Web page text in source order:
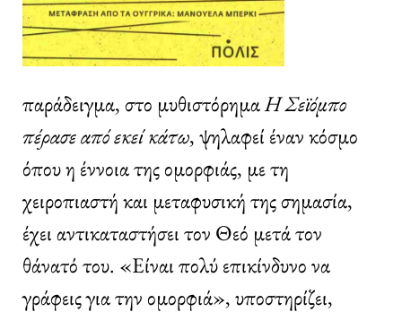
παράδειγμα, στο μυθιστόρημαΗ Σεϊόμπο
πέρασε από εκεί κάτω, ψηλαφεί έναν κόσμο
όπου η έννοια της ομορφιάς, με τη
χειροπιαστή και μεταφυσική της σημασία,
έχει αντικαταστήσει τον Θεό μετά τον
θάνατό του. «Είναι πολύ επικίνδυνο να
γράφεις για την ομορφιά», υποστηρίζει,